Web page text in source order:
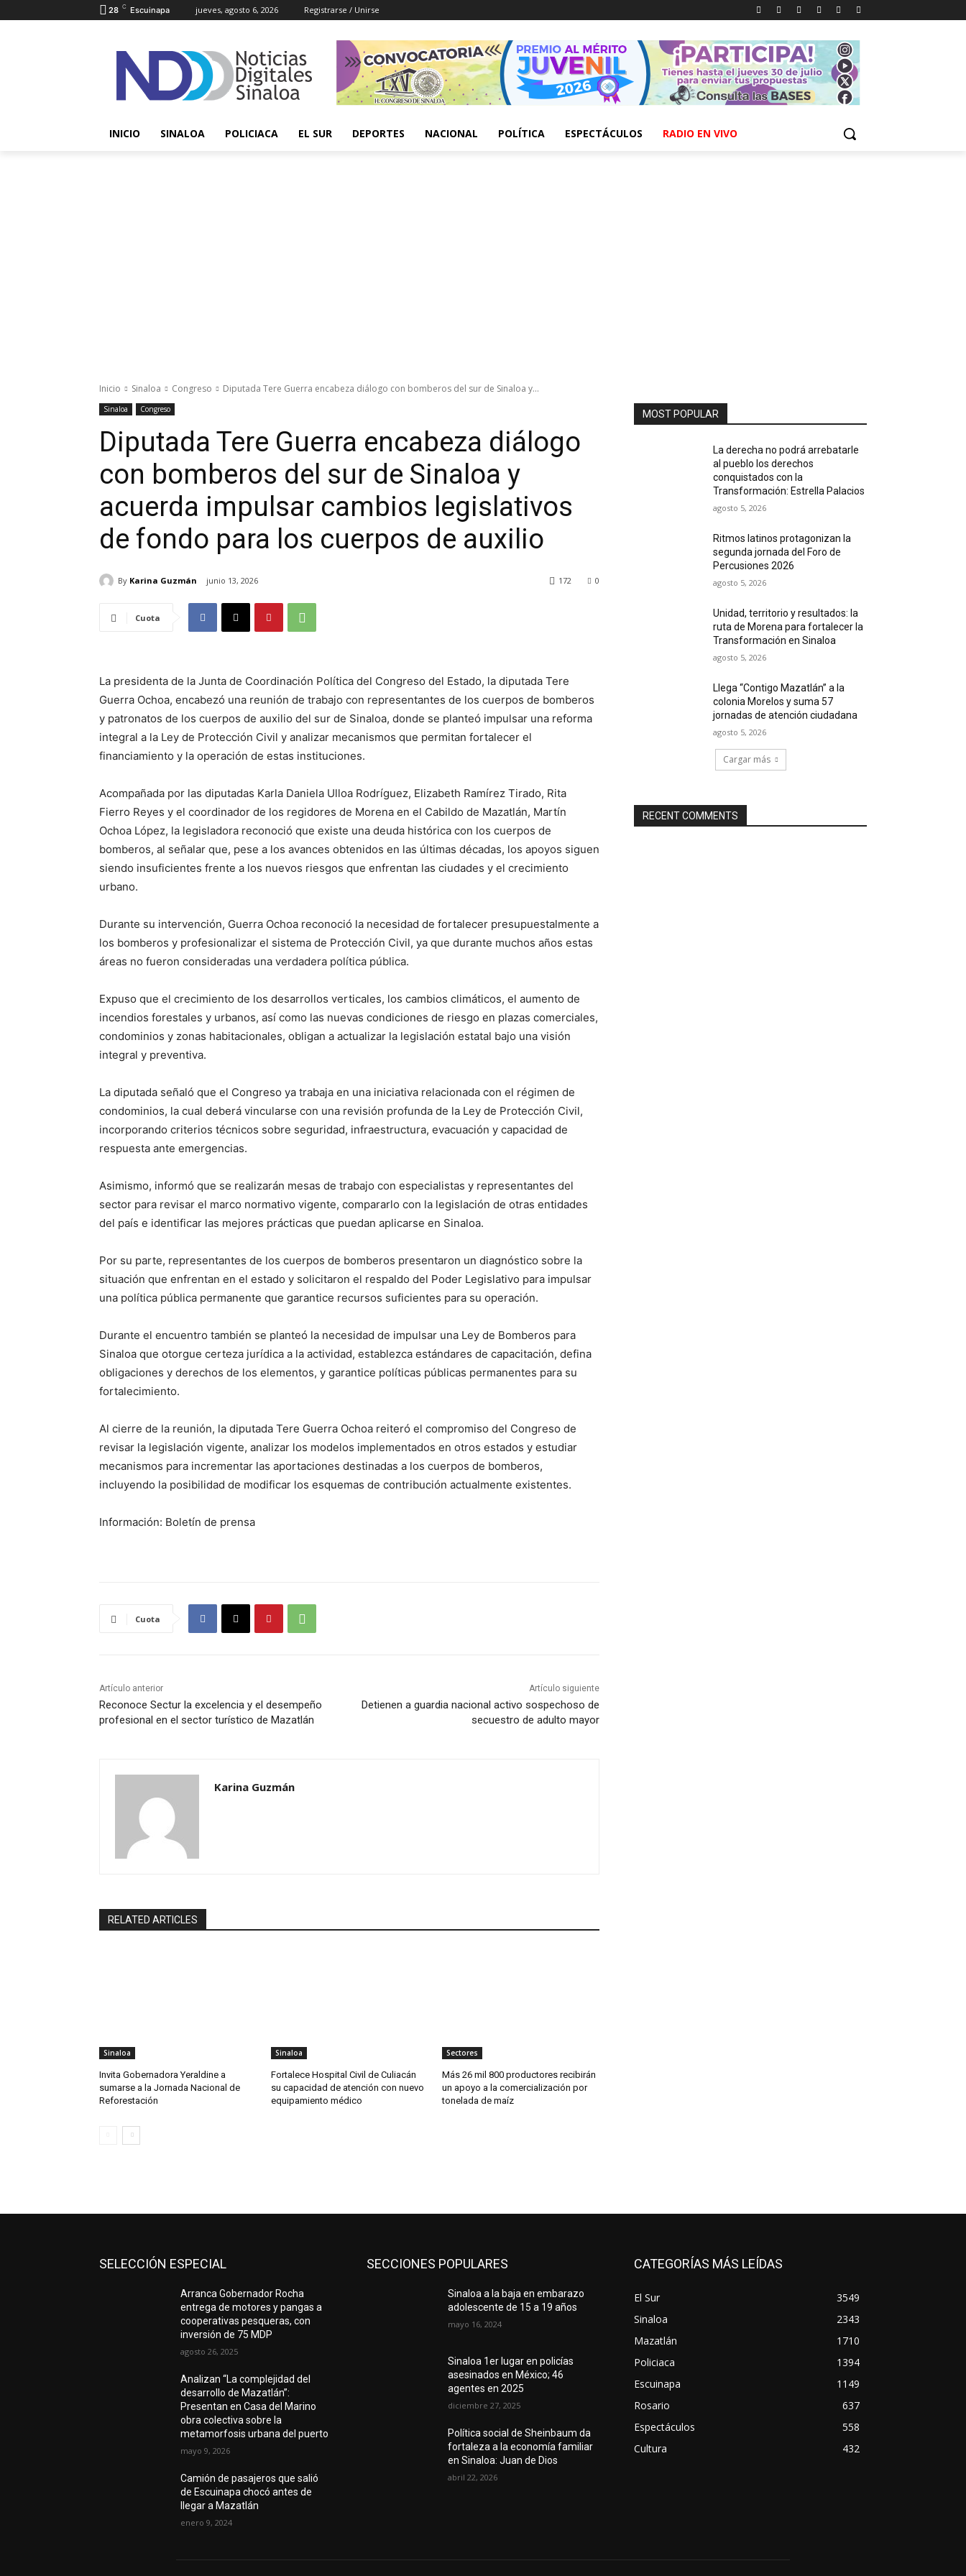
28 C Escuinapa jueves, agosto 6, 2026 Registrarse / Unirse
INICIO SINALOA POLICIACA EL SUR DEPORTES NACIONAL POLÍTICA ESPECTÁCULOS RADIO EN VIVO
Inicio Sinaloa Congreso Diputada Tere Guerra encabeza diálogo con bomberos del sur de Sinaloa y...
Sinaloa Congreso
Diputada Tere Guerra encabeza diálogo
con bomberos del sur de Sinaloa y
acuerda impulsar cambios legislativos
de fondo para los cuerpos de auxilio
By Karina Guzmán junio 13, 2026 0
172
Cuota
La presidenta de la Junta de Coordinación Política del Congreso del Estado, la diputada Tere
Guerra Ochoa, encabezó una reunión de trabajo con representantes de los cuerpos de bomberos
y patronatos de los cuerpos de auxilio del sur de Sinaloa, donde se planteó impulsar una reforma
integral a la Ley de Protección Civil y analizar mecanismos que permitan fortalecer el
financiamiento y la operación de estas instituciones.
Acompañada por las diputadas Karla Daniela Ulloa Rodríguez, Elizabeth Ramírez Tirado, Rita
Fierro Reyes y el coordinador de los regidores de Morena en el Cabildo de Mazatlán, Martín
Ochoa López, la legisladora reconoció que existe una deuda histórica con los cuerpos de
bomberos, al señalar que, pese a los avances obtenidos en las últimas décadas, los apoyos siguen
siendo insuficientes frente a los nuevos riesgos que enfrentan las ciudades y el crecimiento
urbano.
Durante su intervención, Guerra Ochoa reconoció la necesidad de fortalecer presupuestalmente a
los bomberos y profesionalizar el sistema de Protección Civil, ya que durante muchos años estas
áreas no fueron consideradas una verdadera política pública.
Expuso que el crecimiento de los desarrollos verticales, los cambios climáticos, el aumento de
incendios forestales y urbanos, así como las nuevas condiciones de riesgo en plazas comerciales,
condominios y zonas habitacionales, obligan a actualizar la legislación estatal bajo una visión
integral y preventiva.
La diputada señaló que el Congreso ya trabaja en una iniciativa relacionada con el régimen de
condominios, la cual deberá vincularse con una revisión profunda de la Ley de Protección Civil,
incorporando criterios técnicos sobre seguridad, infraestructura, evacuación y capacidad de
respuesta ante emergencias.
Asimismo, informó que se realizarán mesas de trabajo con especialistas y representantes del
sector para revisar el marco normativo vigente, compararlo con la legislación de otras entidades
del país e identificar las mejores prácticas que puedan aplicarse en Sinaloa.
Por su parte, representantes de los cuerpos de bomberos presentaron un diagnóstico sobre la
situación que enfrentan en el estado y solicitaron el respaldo del Poder Legislativo para impulsar
una política pública permanente que garantice recursos suficientes para su operación.
Durante el encuentro también se planteó la necesidad de impulsar una Ley de Bomberos para
Sinaloa que otorgue certeza jurídica a la actividad, establezca estándares de capacitación, defina
obligaciones y derechos de los elementos, y garantice políticas públicas permanentes para su
fortalecimiento.
Al cierre de la reunión, la diputada Tere Guerra Ochoa reiteró el compromiso del Congreso de
revisar la legislación vigente, analizar los modelos implementados en otros estados y estudiar
mecanismos para incrementar las aportaciones destinadas a los cuerpos de bomberos,
incluyendo la posibilidad de modificar los esquemas de contribución actualmente existentes.
Información: Boletín de prensa
Cuota
Artículo anterior
Reconoce Sectur la excelencia y el desempeño
profesional en el sector turístico de Mazatlán
Artículo siguiente
Detienen a guardia nacional activo sospechoso de
secuestro de adulto mayor
Karina Guzmán
RELATED ARTICLES
Sinaloa
Invita Gobernadora Yeraldine a
sumarse a la Jornada Nacional de
Reforestación
Sinaloa
Fortalece Hospital Civil de Culiacán
su capacidad de atención con nuevo
equipamiento médico
Sectores
Más 26 mil 800 productores recibirán
un apoyo a la comercialización por
tonelada de maíz
MOST POPULAR
La derecha no podrá arrebatarle
al pueblo los derechos
conquistados con la
Transformación: Estrella Palacios
agosto 5, 2026
Ritmos latinos protagonizan la
segunda jornada del Foro de
Percusiones 2026
agosto 5, 2026
Unidad, territorio y resultados: la
ruta de Morena para fortalecer la
Transformación en Sinaloa
agosto 5, 2026
Llega “Contigo Mazatlán” a la
colonia Morelos y suma 57
jornadas de atención ciudadana
agosto 5, 2026
Cargar más
RECENT COMMENTS
SELECCIÓN ESPECIAL
Arranca Gobernador Rocha
entrega de motores y pangas a
cooperativas pesqueras, con
inversión de 75 MDP
agosto 26, 2025
Analizan “La complejidad del
desarrollo de Mazatlán”:
Presentan en Casa del Marino
obra colectiva sobre la
metamorfosis urbana del puerto
mayo 9, 2026
Camión de pasajeros que salió
de Escuinapa chocó antes de
llegar a Mazatlán
enero 9, 2024
SECCIONES POPULARES
Sinaloa a la baja en embarazo
adolescente de 15 a 19 años
mayo 16, 2024
Sinaloa 1er lugar en policías
asesinados en México; 46
agentes en 2025
diciembre 27, 2025
Política social de Sheinbaum da
fortaleza a la economía familiar
en Sinaloa: Juan de Dios
abril 22, 2026
CATEGORÍAS MÁS LEÍDAS
El Sur
3549
Sinaloa
2343
Mazatlán
1710
Policiaca
1394
Escuinapa
1149
Rosario
637
Espectáculos
558
Cultura
432